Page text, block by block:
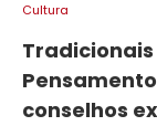
Cultura
conselhos